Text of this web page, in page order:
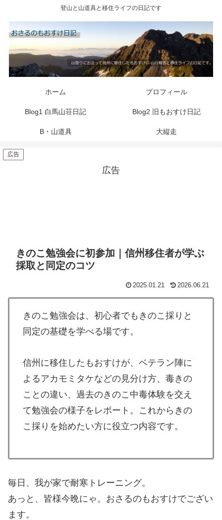
登山と山道具と移住ライフの日記です
ホーム プロフィール
Blog1 白馬山荘日記 Blog2 旧もおすけ日記
B・山道具 大縦走
広告
広告
きのこ勉強会に初参加｜信州移住者が学ぶ
採取と同定のコツ
2025.01.21 2026.06.21
きのこ勉強会は、初心者でもきのこ採りと
同定の基礎を学べる場です。
信州に移住したもおすけが、ベテラン陣に
よるアカモミタケなどの見分け方、毒きの
ことの違い、過去のきのこ中毒体験を交え
て勉強会の様子をレポート。これからきの
こ採りを始めたい方に役立つ内容です。
毎日、我が家で耐寒トレーニング。
あっと、皆様今晩にゃ。おさるのもおすけでござい
ます。